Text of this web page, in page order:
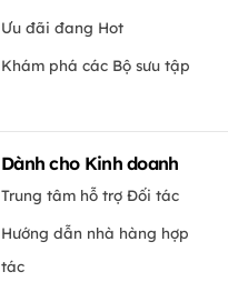
Ưu đãi đang Hot
Khám phá các Bộ sưu tập
Dành cho Kinh doanh
Trung tâm hỗ trợ Đối tác
Hướng dẫn nhà hàng hợp
tác